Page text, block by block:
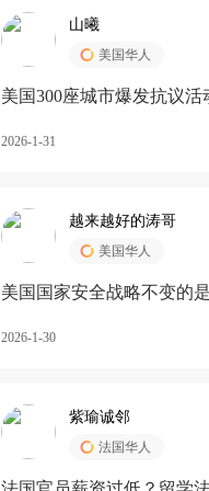
山曦
美国华人
美国300座城市爆发抗议活
2026-1-31
越来越好的涛哥
美国华人
美国国家安全战略不变的
2026-1-30
紫瑜诚邻
法国华人